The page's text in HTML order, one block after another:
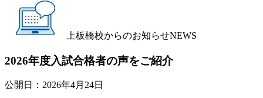
上板橋校からのお知らせNEWS
2026年度入試合格者の声をご紹介
公開日： 2026年4月24日